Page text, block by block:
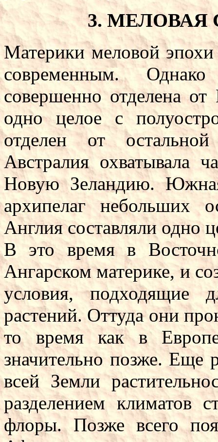
3. МЕЛОВАЯ
Материки меловой эпохи
современным.
совершенно отделена
одно целое с
отделен от
Австралия охватывала
Новую Зеландию.
архипелаг небольших
Англия составляли одно
В это время в
Ангарском материке, и
условия, подходящие
растений. Оттуда они
то время как в
значительно позже. Еще
всей Земли
разделением климатов
флоры. Позже всего